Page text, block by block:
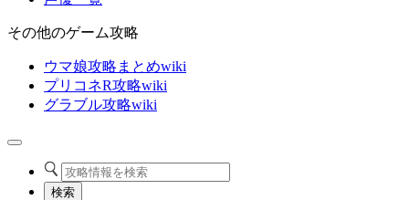
その他のゲーム攻略
ウマ娘攻略まとめwiki
プリコネR攻略wiki
グラブル攻略wiki
検索